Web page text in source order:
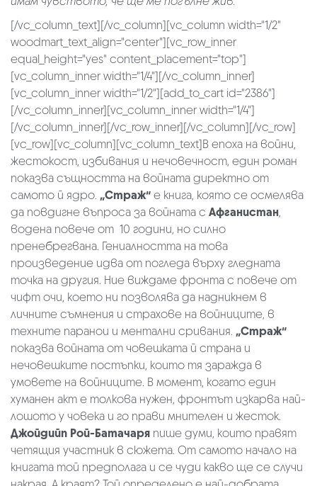
[/vc_column_text][/vc_column][vc_column width="1/2"
woodmart_text_align="center"][vc_row_inner
equal_height="yes" content_placement="top"]
[vc_column_inner width="1/4"][/vc_column_inner]
[vc_column_inner width="1/2"][add_to_cart id="2386"]
[/vc_column_inner][vc_column_inner width="1/4"]
[/vc_column_inner][/vc_row_inner][/vc_column][/vc_row]
[vc_row][vc_column][vc_column_text]В епоха на войни,
жестокост, избивания и нечовечност, един роман
показва същността на войната директно от
самото й ядро. „Страж“е книга, която се осмелява
да повдигне въпроса за войната с Афганистан,
водена повече от 10 години, но силно
пренебрегвана. Гениалността на това
произведение идва от погледа върху гледната
точка на другия. Ние виждаме фронта с повече от
чифт очи, което ни позволява да надникнем в
личните съмнения и страхове на войниците, в
техните паранои и ментални сривания. „Страж“
показва войната от човешката й страна и
нечовешките постъпки, които тя заражда в
умовете на войниците. В момент, когато един
хуманен акт е толкова нужен, фронтът изкарва най-
лошото у човека и го прави мнителен и жесток.
Джойдийп Рой-Батачаря пише думи, които правят
четящия участник в сюжета. От самото начало на
книгата той предполага и се чуди какво ще се случи